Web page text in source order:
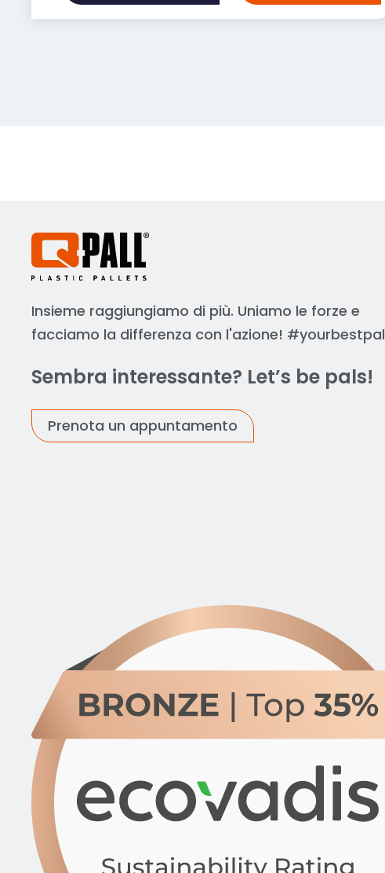
Insieme raggiungiamo di più. Uniamo le forze e
facciamo la differenza con l'azione! #yourbestpal
Sembra interessante? Let’s be pals!
Prenota un appuntamento